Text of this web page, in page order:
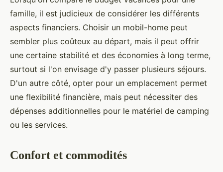
famille, il est judicieux de considérer les différents
aspects financiers. Choisir un mobil-home peut
sembler plus coûteux au départ, mais il peut offrir
une certaine stabilité et des économies à long terme,
surtout si l'on envisage d'y passer plusieurs séjours.
D'un autre côté, opter pour un emplacement permet
une flexibilité financière, mais peut nécessiter des
dépenses additionnelles pour le matériel de camping
ou les services.
Confort et commodités